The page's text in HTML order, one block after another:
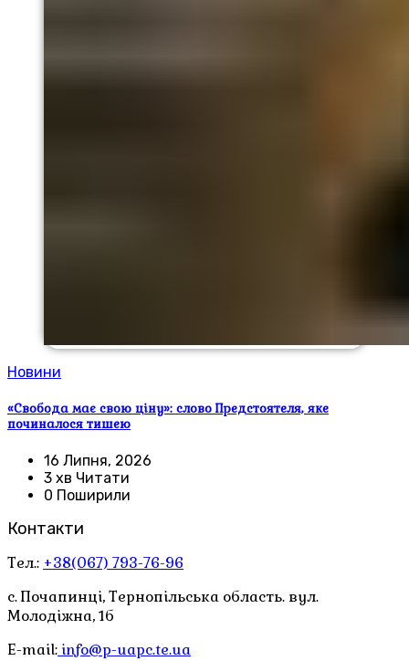
Новини
«Свобода має свою ціну»: слово Предстоятеля, яке
починалося тишею
16 Липня, 2026
3 хв Читати
0 Поширили
Контакти
Тел.: +38(067) 793-76-96
с. Почапинці, Тернопільська область. вул.
Молодіжна, 1б
E-mail: info@p-uapc.te.ua